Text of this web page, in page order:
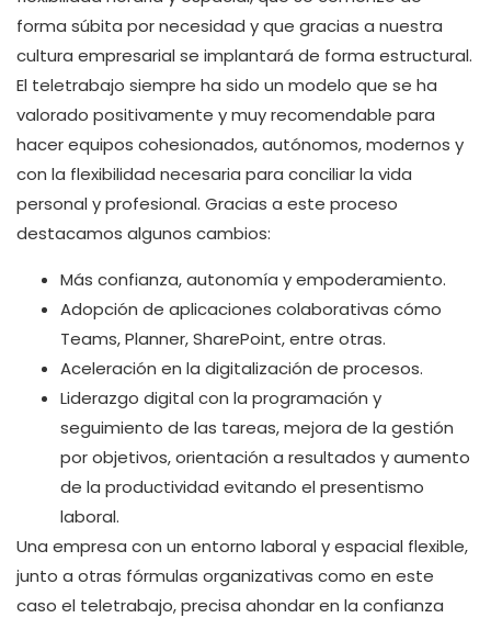
forma súbita por necesidad y que gracias a nuestra
cultura empresarial se implantará de forma estructural.
El teletrabajo siempre ha sido un modelo que se ha
valorado positivamente y muy recomendable para
hacer equipos cohesionados, autónomos, modernos y
con la flexibilidad necesaria para conciliar la vida
personal y profesional. Gracias a este proceso
destacamos algunos cambios:
Más confianza, autonomía y empoderamiento.
Adopción de aplicaciones colaborativas cómo
Teams, Planner, SharePoint, entre otras.
Aceleración en la digitalización de procesos.
Liderazgo digital con la programación y
seguimiento de las tareas, mejora de la gestión
por objetivos, orientación a resultados y aumento
de la productividad evitando el presentismo
laboral.
Una empresa con un entorno laboral y espacial flexible,
junto a otras fórmulas organizativas como en este
caso el teletrabajo, precisa ahondar en la confianza